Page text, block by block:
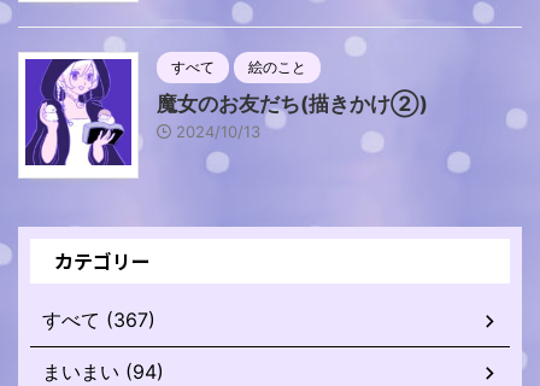
すべて 絵のこと
魔女のお友だち(描きかけ②)
2024/10/13
カテゴリー
すべて (367)
まいまい (94)